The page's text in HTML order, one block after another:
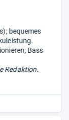
bequemes
Bass
Redaktion.